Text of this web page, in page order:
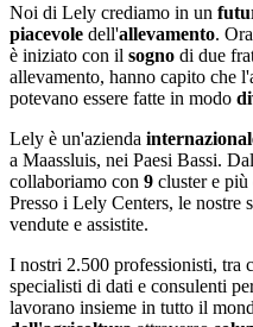
Noi di Lely crediamo in un
piacevole dell'allevamento.
è iniziato con il sogno di due
allevamento, hanno capito che
potevano essere fatte in modo
Lely è un'azienda
a Maassluis, nei Paesi Bassi.
collaboriamo con 9 cluster e più
Presso i Lely Centers, le nostre
vendute e assistite.
I nostri 2.500 professionisti, tra
specialisti di dati e consulenti
lavorano insieme in tutto il